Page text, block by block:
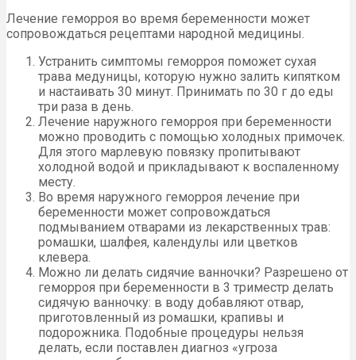
Лечение геморроя во время беременности может
сопровождаться рецептами народной медицины.
Устранить симптомы геморроя поможет сухая
трава медуницы, которую нужно залить кипятком
и настаивать 30 минут. Принимать по 30 г до еды
три раза в день.
Лечение наружного геморроя при беременности
можно проводить с помощью холодных примочек.
Для этого марлевую повязку пропитывают
холодной водой и прикладывают к воспаленному
месту.
Во время наружного геморроя лечение при
беременности может сопровождаться
подмыванием отварами из лекарственных трав:
ромашки, шалфея, календулы или цветков
клевера.
Можно ли делать сидячие ванночки? Разрешено от
геморроя при беременности в 3 триместр делать
сидячую ванночку: в воду добавляют отвар,
приготовленный из ромашки, крапивы и
подорожника. Подобные процедуры нельзя
делать, если поставлен диагноз «угроза